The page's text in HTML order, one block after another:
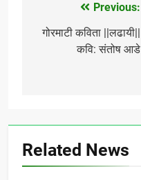
navigation
Previous:
गोरमाटी कविता ||लढायी||
कवि: संतोष आडे
Related News